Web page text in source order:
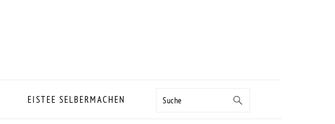
EISTEE SELBERMACHEN Suche